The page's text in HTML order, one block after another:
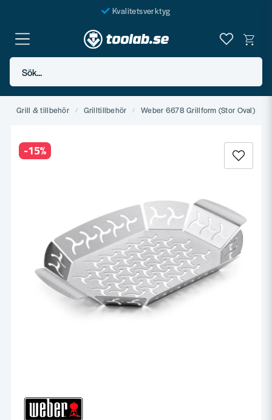
Kvalitetsverktyg
Fraktfritt över 999 SEK*
En järnhandel för alla
Sök...
Grill & tillbehör Grilltillbehör Weber 6678 Grillform (Stor Oval)
-15%